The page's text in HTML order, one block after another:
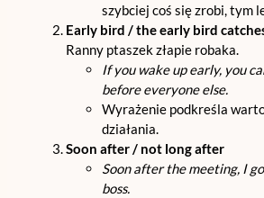
szybciej coś się zrobi, tym
Early bird / the early bird
Ranny ptaszek złapie robaka.
If you wake up early, you
before everyone else.
Wyrażenie podkreśla
działania.
Soon after / not long after
Soon after the meeting, I
boss.